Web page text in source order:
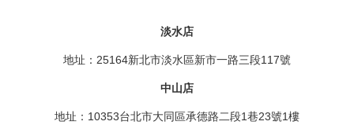
淡水店
地址：25164新北市淡水區新市一路三段117號
中山店
地址：10353台北市大同區承德路二段1巷23號1樓